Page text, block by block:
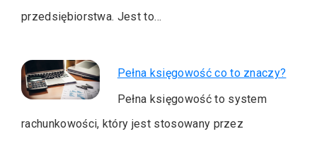
przedsiębiorstwa. Jest to…
Pełna księgowość co to znaczy?
Pełna księgowość to system
rachunkowości, który jest stosowany przez